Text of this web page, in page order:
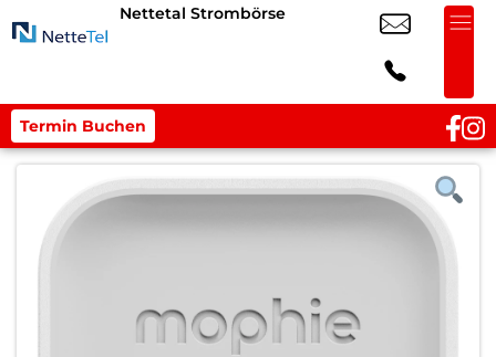
Nettetal Strombörse
Termin Buchen